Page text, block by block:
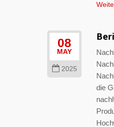
08
MAY
2025
die